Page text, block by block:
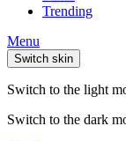
Trending
Menu
Switch skin
Switch to the light
Switch to the dark